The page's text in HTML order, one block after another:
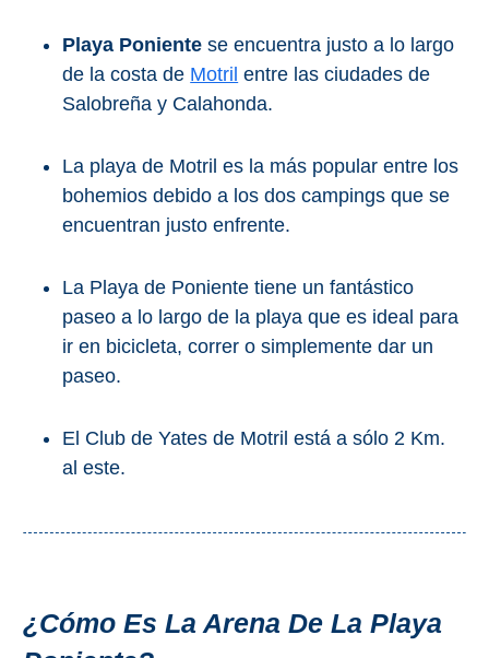
Playas de Maro
HACER
Buceo
Deportes
Acuáticos
Kayak
Lanchas
Playa Poniente se encuentra justo a lo largo
de la costa de Motril entre las ciudades de
Salobreña y Calahonda.
La playa de Motril es la más popular entre los
bohemios debido a los dos campings que se
encuentran justo enfrente.
La Playa de Poniente tiene un fantástico
paseo a lo largo de la playa que es ideal para
ir en bicicleta, correr o simplemente dar un
paseo.
El Club de Yates de Motril está a sólo 2 Km.
al este.
¿Cómo Es La Arena De La Playa